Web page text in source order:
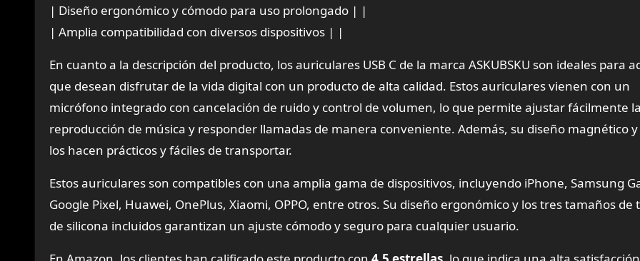
| Diseño ergonómico y cómodo para uso prolongado | |
| Amplia compatibilidad con diversos dispositivos | |
En cuanto a la descripción del producto, los auriculares USB C de la marca ASKUBSKU son ideales para
que desean disfrutar de la vida digital con un producto de alta calidad. Estos auriculares vienen con un
micrófono integrado con cancelación de ruido y control de volumen, lo que permite ajustar fácilmente la
reproducción de música y responder llamadas de manera conveniente. Además, su diseño magnético y
los hacen prácticos y fáciles de transportar.
Estos auriculares son compatibles con una amplia gama de dispositivos, incluyendo iPhone, Samsung
Google Pixel, Huawei, OnePlus, Xiaomi, OPPO, entre otros. Su diseño ergonómico y los tres tamaños de
de silicona incluidos garantizan un ajuste cómodo y seguro para cualquier usuario.